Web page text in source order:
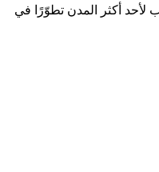
لأحد أكثر المدن تطوّرًا في